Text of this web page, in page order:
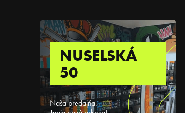
NUSELSKÁ
50
Naša predajňa.